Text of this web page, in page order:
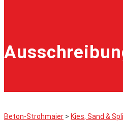
Beton-Strohmaier > Kies, Sand &